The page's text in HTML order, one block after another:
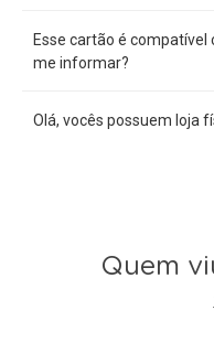
Esse cartão é compatível
me informar?
Olá, vocês possuem loja
Quem